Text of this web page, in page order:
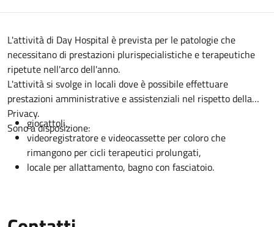
Descrizione
L'attività di Day Hospital è prevista per le patologie che
necessitano di prestazioni plurispecialistiche e terapeutiche
ripetute nell'arco dell'anno.
L'attività si svolge in locali dove è possibile effettuare
prestazioni amministrative e assistenziali nel rispetto della
Privacy.
Sono a disposizione:
giocattoli,
videoregistratore e videocassette per coloro che
rimangono per cicli terapeutici prolungati,
locale per allattamento, bagno con fasciatoio.